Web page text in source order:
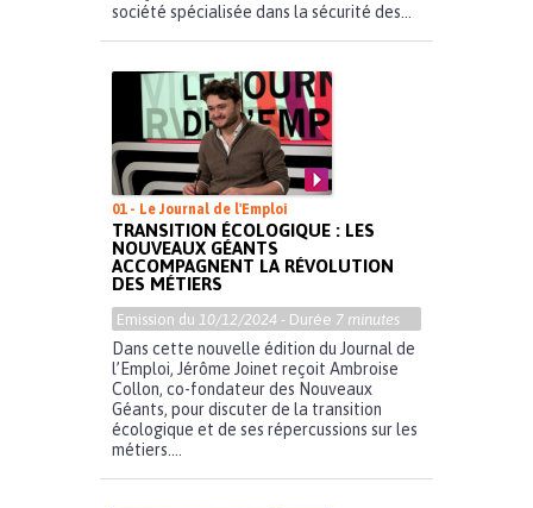
société spécialisée dans la sécurité des...
01 - Le Journal de l'Emploi
TRANSITION ÉCOLOGIQUE : LES
NOUVEAUX GÉANTS
ACCOMPAGNENT LA RÉVOLUTION
DES MÉTIERS
Emission du 10/12/2024 - Durée 7 minutes
Dans cette nouvelle édition du Journal de
l’Emploi, Jérôme Joinet reçoit Ambroise
Collon, co-fondateur des Nouveaux
Géants, pour discuter de la transition
écologique et de ses répercussions sur les
métiers....